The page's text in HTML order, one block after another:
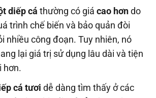
diếp cá thường có giá cao hơndo
trình chế biến và bảo quản đòi
nhiều công đoạn. Tuy nhiên, nó
lại giá trị sử dụng lâu dài và tiện
hơn.
cá tươi dễ dàng tìm thấy ở các